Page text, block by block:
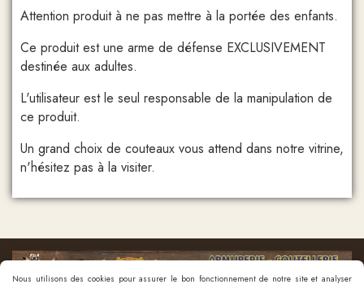
Attention produit à ne pas mettre à la portée des enfants.
Ce produit est une arme de défense EXCLUSIVEMENT
destinée aux adultes.
L'utilisateur est le seul responsable de la manipulation de
ce produit.
Un grand choix de couteaux vous attend dans notre vitrine,
n'hésitez pas à la visiter.
Nous utilisons des cookies pour assurer le bon fonctionnement de notre site et analyser